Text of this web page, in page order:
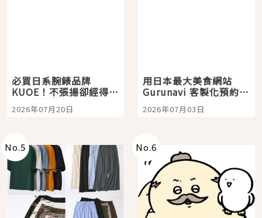
必買日系腕錶品牌
KUOE！不張揚卻經得起
時間洗鍊的經典之作五
選
2026年07月20日
用日本最大美食網站
Gurunavi 客製化預約九
大都市餐廳，打造專屬
美食體驗！
2026年07月03日
No.5 No.6